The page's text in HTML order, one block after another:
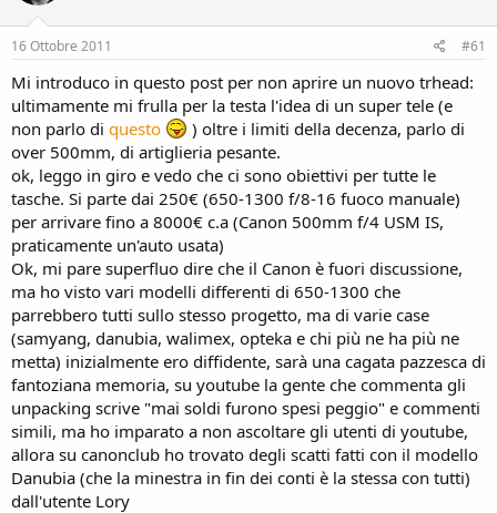
o
r
e
i
s
c
u
s
s
i
o
n
e
i
z
o
16 Ottobre 2011 #61
Mi introduco in questo post per non aprire un nuovo trhead:
ultimamente mi frulla per la testa l'idea di un super tele (e
non parlo di questo
) oltre i limiti della decenza, parlo di
over 500mm, di artiglieria pesante.
ok, leggo in giro e vedo che ci sono obiettivi per tutte le
tasche. Si parte dai 250€ (650-1300 f/8-16 fuoco manuale)
per arrivare fino a 8000€ c.a (Canon 500mm f/4 USM IS,
praticamente un'auto usata)
Ok, mi pare superfluo dire che il Canon è fuori discussione,
ma ho visto vari modelli differenti di 650-1300 che
parrebbero tutti sullo stesso progetto, ma di varie case
(samyang, danubia, walimex, opteka e chi più ne ha più ne
metta) inizialmente ero diffidente, sarà una cagata pazzesca di
fantoziana memoria, su youtube la gente che commenta gli
unpacking scrive "mai soldi furono spesi peggio" e commenti
simili, ma ho imparato a non ascoltare gli utenti di youtube,
allora su canonclub ho trovato degli scatti fatti con il modello
Danubia (che la minestra in fin dei conti è la stessa con tutti)
dall'utente Lory